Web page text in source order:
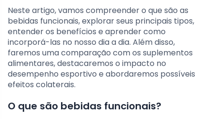
Neste artigo, vamos compreender o que são as
bebidas funcionais, explorar seus principais tipos,
entender os benefícios e aprender como
incorporá-las no nosso dia a dia. Além disso,
faremos uma comparação com os suplementos
alimentares, destacaremos o impacto no
desempenho esportivo e abordaremos possíveis
efeitos colaterais.
O que são bebidas funcionais?